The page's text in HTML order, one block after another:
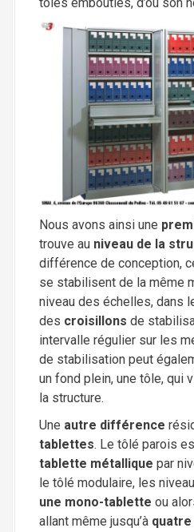
Nous avons ainsi une
trouve au niveau de la
différence de conception,
se stabilisent de la même
niveau des échelles, dans
des croisillons de
intervalle régulier sur les
de stabilisation peut
un fond plein, une tôle, qui
la structure.
Une autre différence
tablettes. Le tôlé parois
tablette métallique par
le tôlé modulaire, les
une mono-tablette ou
allant même jusqu’à